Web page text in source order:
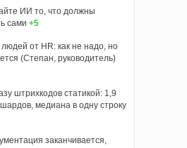
ИИ то, что должны
сами +5
людей от HR: как не надо, но
(Степан, руководитель)
штрихкодов статикой: 1,9
медиана в одну строку
заканчивается,